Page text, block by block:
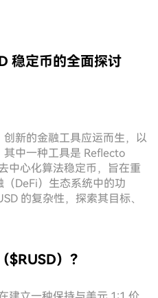
稳定币的全面探讨
新的金融工具应运而生，以
中一种工具是 Reflecto
中心化算法稳定币，旨在重
DeFi）生态系统中的功
的复杂性，探索其目标、
$RUSD）？